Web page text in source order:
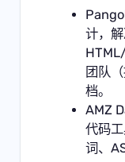
计，
团队
档。
AMZ
代码
词、